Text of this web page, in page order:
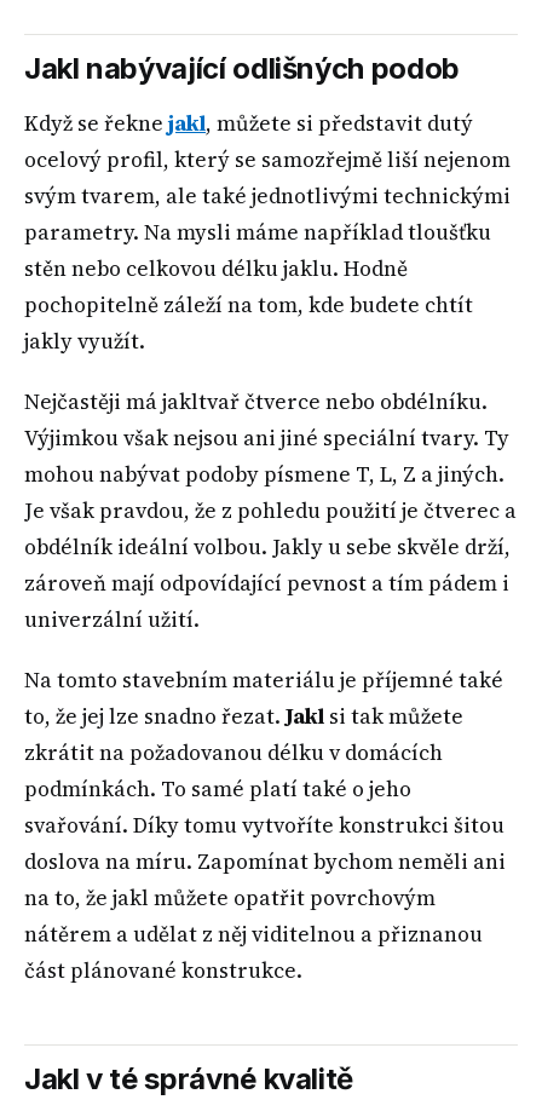
Jakl nabývající odlišných podob
Když se řeknejakl, můžete si představit dutý
ocelový profil, který se samozřejmě liší nejenom
svým tvarem, ale také jednotlivými technickými
parametry. Na mysli máme například tloušťku
stěn nebo celkovou délku jaklu. Hodně
pochopitelně záleží na tom, kde budete chtít
jakly využít.
Nejčastěji má jakltvař čtverce nebo obdélníku.
Výjimkou však nejsou ani jiné speciální tvary. Ty
mohou nabývat podoby písmene T, L, Z a jiných.
Je však pravdou, že z pohledu použití je čtverec a
obdélník ideální volbou. Jakly u sebe skvěle drží,
zároveň mají odpovídající pevnost a tím pádem i
univerzální užití.
Na tomto stavebním materiálu je příjemné také
to, že jej lze snadno řezat.Jakl si tak můžete
zkrátit na požadovanou délku v domácích
podmínkách. To samé platí také o jeho
svařování. Díky tomu vytvoříte konstrukci šitou
doslova na míru. Zapomínat bychom neměli ani
na to, že jakl můžete opatřit povrchovým
nátěrem a udělat z něj viditelnou a přiznanou
část plánované konstrukce.
Jakl v té správné kvalitě